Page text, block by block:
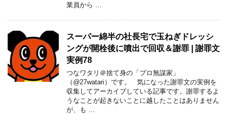
業員から …
スーパー綿半の社長宅で玉ねぎドレッシ
ングが開栓後に噴出で回収＆謝罪 | 謝罪文
実例78
つなワタリ＠捨て身の「プロ無謀家」
（@27watari）です。 気になった謝罪文の実例を
収集してアーカイブしている記事です。謝罪するよ
うなことが起きないことに越したことはありません
が、も …